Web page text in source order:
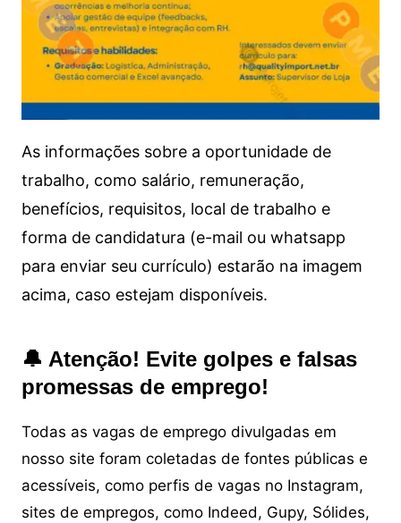
As informações sobre a oportunidade de
trabalho, como salário, remuneração,
benefícios, requisitos, local de trabalho e
forma de candidatura (e-mail ou whatsapp
para enviar seu currículo) estarão na imagem
acima, caso estejam disponíveis.
🔔 Atenção! Evite golpes e falsas
promessas de emprego!
Todas as vagas de emprego divulgadas em
nosso site foram coletadas de fontes públicas e
acessíveis, como perfis de vagas no Instagram,
sites de empregos, como Indeed, Gupy, Sólides,